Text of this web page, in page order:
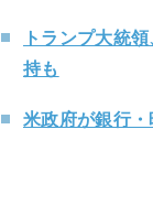
トランプ大統
持も
米政府が銀行